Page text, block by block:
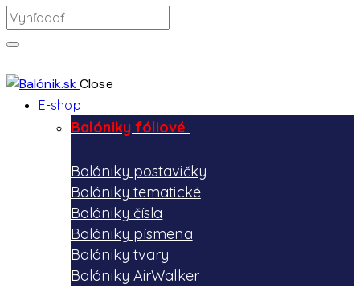
Close
E-shop
Balóniky fóliové
Balóniky postavičky
Balóniky tematické
Balóniky čísla
Balóniky písmena
Balóniky tvary
Balóniky AirWalker